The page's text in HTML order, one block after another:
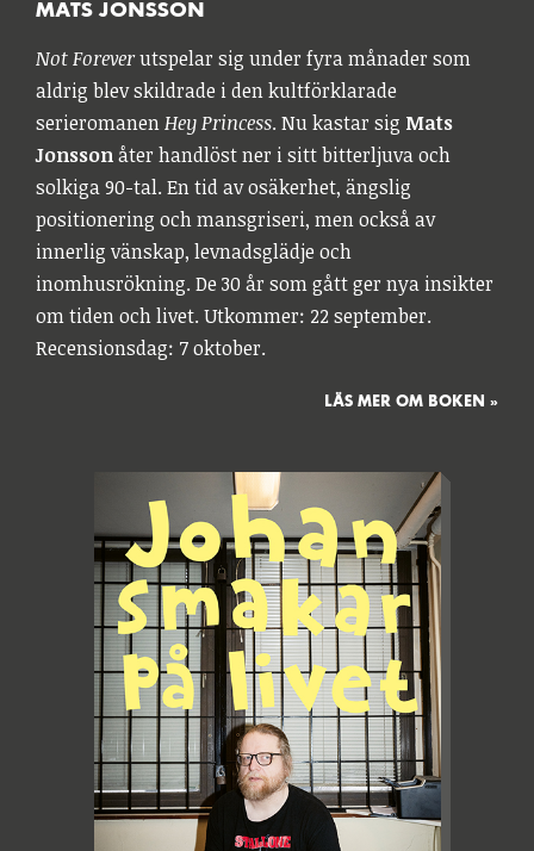
MATS JONSSON
Not Foreverutspelar sig under fyra månader som
aldrig blev skildrade i den kultförklarade
serieromanenHey Princess. Nu kastar sig Mats
Jonssonåter handlöst ner i sitt bitterljuva och
solkiga 90-tal. En tid av osäkerhet, ängslig
positionering och mansgriseri, men också av
innerlig vänskap, levnadsglädje och
inomhusrökning. De 30 år som gått ger nya insikter
om tiden och livet. Utkommer: 22 september.
Recensionsdag: 7 oktober.
LÄS MER OM BOKEN »